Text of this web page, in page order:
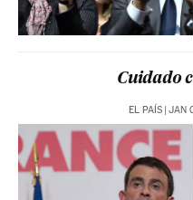
Cuidado
EL PAÍS JAN